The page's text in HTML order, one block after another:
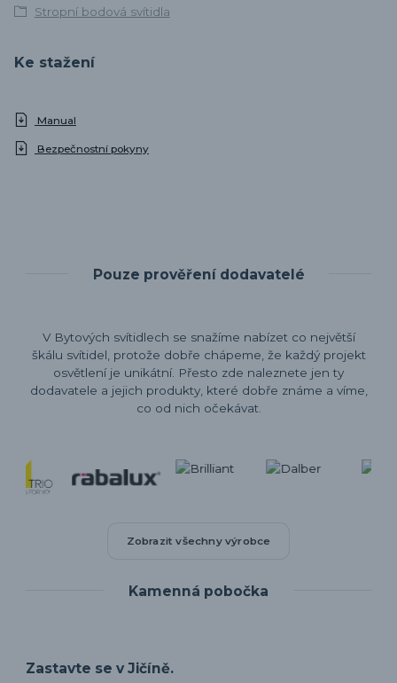
Stropní bodová svítidla
Ke stažení
Manual
Bezpečnostní pokyny
Pouze prověření dodavatelé
V Bytových svítidlech se snažíme nabízet co největší
škálu svítidel, protože dobře chápeme, že každý projekt
osvětlení je unikátní. Přesto zde naleznete jen ty
dodavatele a jejich produkty, které dobře známe a víme,
co od nich očekávat.
Zobrazit všechny výrobce
Kamenná pobočka
Zastavte se v Jičíně.